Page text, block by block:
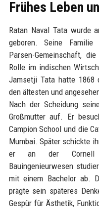
Frühes Leben
Ratan Naval Tata wurde
geboren. Seine Familie
Parsen-Gemeinschaft,
Rolle im indischen
Jamsetji Tata hatte 1868
den ältesten und
Nach der Scheidung
Großmutter auf. Er
Campion School und die
Mumbai. Später schickte
er an der Cornell
Bauingenieurwesen
mit einem Bachelor ab.
prägte sein späteres
Gespür für Ästhetik,